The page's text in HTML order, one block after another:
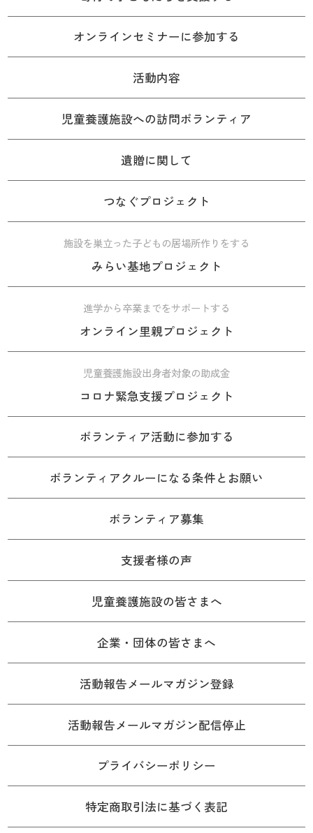
オンラインセミナーに参加する
活動内容
児童養護施設への訪問ボランティア
遺贈に関して
つなぐプロジェクト
施設を巣立った子どもの居場所作りをする
みらい基地プロジェクト
進学から卒業までをサポートする
オンライン里親プロジェクト
児童養護施設出身者対象の助成金
コロナ緊急支援プロジェクト
ボランティア活動に参加する
ボランティアクルーになる条件とお願い
ボランティア募集
支援者様の声
児童養護施設の皆さまへ
企業・団体の皆さまへ
活動報告メールマガジン登録
活動報告メールマガジン配信停止
プライバシーポリシー
特定商取引法に基づく表記